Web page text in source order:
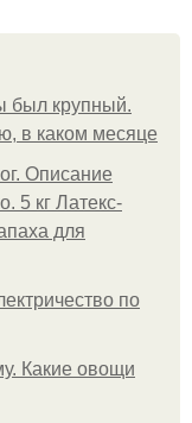
был крупный.
в каком месяце
Описание
5 кг Латекс-
для
по
Какие овощи